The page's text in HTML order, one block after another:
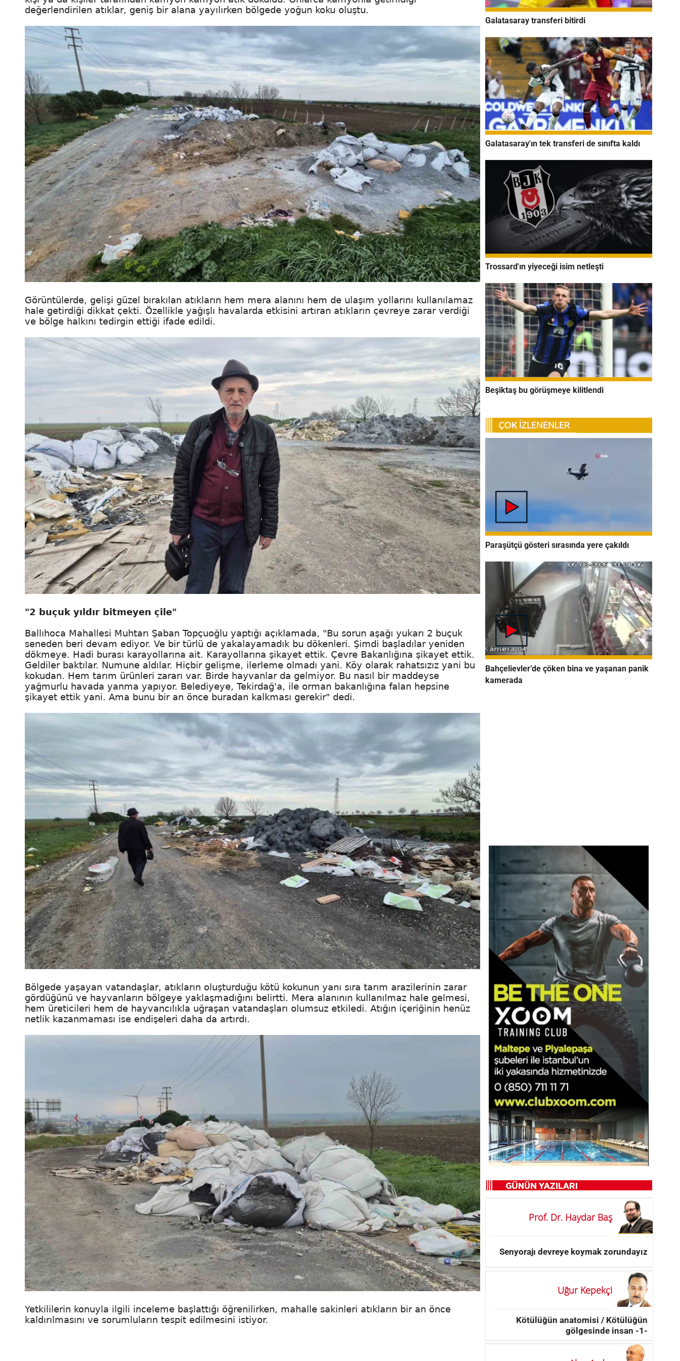
değerlendirilen atıklar, geniş bir alana yayılırken bölgede yoğun koku oluştu.
Görüntülerde, gelişi güzel bırakılan atıkların hem mera alanını hem de ulaşım yollarını kullanılamaz
hale getirdiği dikkat çekti. Özellikle yağışlı havalarda etkisini artıran atıkların çevreye zarar verdiği
ve bölge halkını tedirgin ettiği ifade edildi.
"2 buçuk yıldır bitmeyen çile"
Ballıhoca Mahallesi Muhtarı Şaban Topçuoğlu yaptığı açıklamada, "Bu sorun aşağı yukarı 2 buçuk
seneden beri devam ediyor. Ve bir türlü de yakalayamadık bu dökenleri. Şimdi başladılar yeniden
dökmeye. Hadi burası karayollarına ait. Karayollarına şikayet ettik. Çevre Bakanlığına şikayet ettik.
Geldiler baktılar. Numune aldılar. Hiçbir gelişme, ilerleme olmadı yani. Köy olarak rahatsızız yani bu
kokudan. Hem tarım ürünleri zararı var. Birde hayvanlar da gelmiyor. Bu nasıl bir maddeyse
yağmurlu havada yanma yapıyor. Belediyeye, Tekirdağ'a, ile orman bakanlığına falan hepsine
şikayet ettik yani. Ama bunu bir an önce buradan kalkması gerekir" dedi.
Bölgede yaşayan vatandaşlar, atıkların oluşturduğu kötü kokunun yanı sıra tarım arazilerinin zarar
gördüğünü ve hayvanların bölgeye yaklaşmadığını belirtti. Mera alanının kullanılmaz hale gelmesi,
hem üreticileri hem de hayvancılıkla uğraşan vatandaşları olumsuz etkiledi. Atığın içeriğinin henüz
netlik kazanmaması ise endişeleri daha da artırdı.
Yetkililerin konuyla ilgili inceleme başlattığı öğrenilirken, mahalle sakinleri atıkların bir an önce
kaldırılmasını ve sorumluların tespit edilmesini istiyor.
Galatasaray transferi bitirdi
Galatasaray'ın tek transferi de sınıfta kaldı
Trossard'ın yiyeceği isim netleşti
Beşiktaş bu görüşmeye kilitlendi
Paraşütçü gösteri sırasında yere çakıldı
Bahçelievler’de çöken bina ve yaşanan panik
kamerada
Prof. Dr. Haydar Baş
Senyorajı devreye koymak zorundayız
Uğur Kepekçi
Kötülüğün anatomisi / Kötülüğün
gölgesinde insan -1-